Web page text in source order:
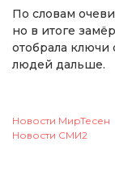
По словам
но в итоге
отобрала ключи
людей дальше.
Новости МирТесен
Новости СМИ2